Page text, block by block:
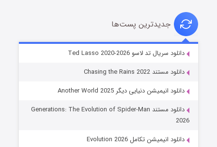
خاندان اژدها فصل ۳
جدیدترین پست‌ها
دانلود سریال تد لاسو Ted Lasso 2020-2026
دانلود مستند Chasing the Rains 2022
دانلود انیمیشن دنیایی دیگر Another World 2025
دانلود مستند Generations: The Evolution of Spider-Man
2026
دانلود انیمیشن تکامل Evolution 2026